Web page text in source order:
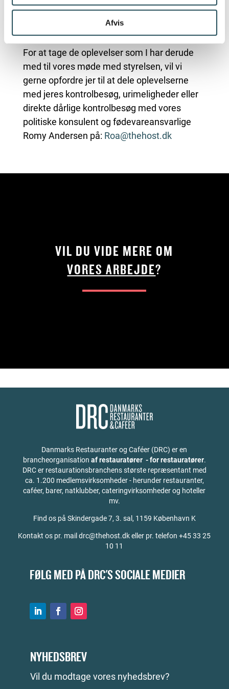
Afvis
For at tage de oplevelser som I har derude
med til vores møde med styrelsen, vil vi
gerne opfordre jer til at dele oplevelserne
med jeres kontrolbesøg, urimeligheder eller
direkte dårlige kontrolbesøg med vores
politiske konsulent og fødevareansvarlige
Romy Andersen på: Roa@thehost.dk
VIL DU VIDE MERE OM
VORES ARBEJDE?
Danmarks Restauranter og Caféer (DRC) er en
brancheorganisation af restauratører - for restauratører.
DRC er restaurationsbranchens største repræsentant med
ca. 1.200 medlemsvirksomheder - herunder restauranter,
caféer, barer, natklubber, cateringvirksomheder og hoteller
mv.
Find os på Skindergade 7, 3. sal, 1159 København K
Kontakt os pr. mail drc@thehost.dk eller pr. telefon +45 33 25
10 11
FØLG MED PÅ DRC'S SOCIALE MEDIER
NYHEDSBREV
Vil du modtage vores nyhedsbrev?